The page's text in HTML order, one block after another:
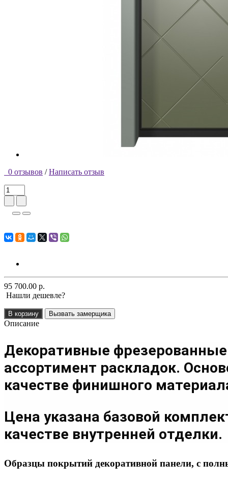
0 отзывов / Написать отзыв
95 700.00 р.
Нашли дешевле?
В корзину Вызвать замерщика
Описание
Декоративные
ассортимент раскладок.
качестве финишного
Цена указана базовой
качестве внутренней отделки.
Образцы покрытий декоративной панели, с